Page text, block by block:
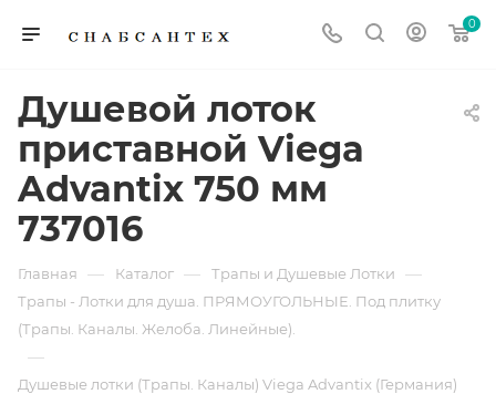
0
Душевой лоток
приставной Viega
Advantix 750 мм
737016
Главная — Каталог — Трапы и Душевые Лотки —
Трапы - Лотки для душа. ПРЯМОУГОЛЬНЫЕ. Под плитку
(Трапы. Каналы. Желоба. Линейные).
—
Душевые лотки (Трапы. Каналы) Viega Advantix (Германия)